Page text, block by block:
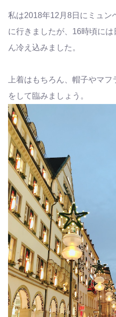
私は2018年12月8日にミュン
に行きましたが、16時頃に
ん冷え込みました。
上着はもちろん、帽子やマ
をして臨みましょう。